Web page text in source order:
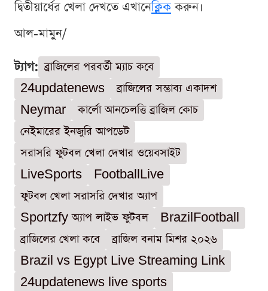
দ্বিতীয়ার্ধের খেলা দেখতে এখানেক্লিককরুন।
আল-মামুন/
ট্যাগ: ব্রাজিলের পরবর্তী ম্যাচ কবে
24updatenews
ব্রাজিলের সম্ভাব্য একাদশ
Neymar
কার্লো আনচেলত্তি ব্রাজিল কোচ
নেইমারের ইনজুরি আপডেট
সরাসরি ফুটবল খেলা দেখার ওয়েবসাইট
LiveSports
FootballLive
ফুটবল খেলা সরাসরি দেখার অ্যাপ
Sportzfy অ্যাপ লাইভ ফুটবল
BrazilFootball
ব্রাজিলের খেলা কবে
ব্রাজিল বনাম মিশর ২০২৬
Brazil vs Egypt Live Streaming Link
24updatenews live sports